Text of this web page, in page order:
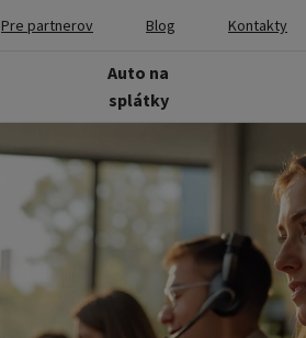
Pre partnerov Blog Kontakty
Auto na
splátky